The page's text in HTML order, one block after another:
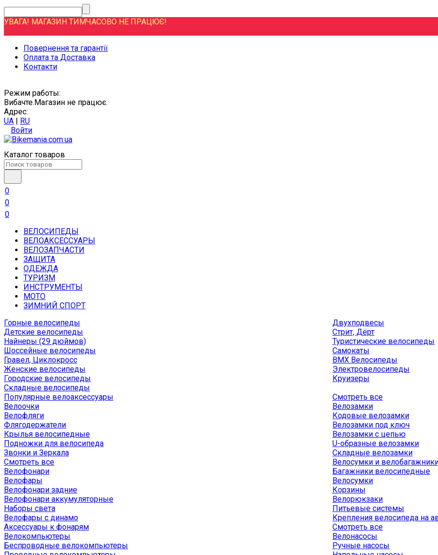
УВАГА! МАГАЗИН ТИМЧАСОВО НЕ ПРАЦЮЄ!
Повернення та гарантії
Оплата та Доставка
Контакти
Режим работы:
Вибачте.Магазин не працює.
Адрес:
UA | RU
Войти
Каталог товаров
0
0
0
ВЕЛОСИПЕДЫ
ВЕЛОАКСЕССУАРЫ
ВЕЛОЗАПЧАСТИ
ЗАЩИТА
ОДЕЖДА
ТУРИЗМ
ИНСТРУМЕНТЫ
МОТО
ЗИМНИЙ СПОРТ
Горные велосипеды
Детские велосипеды
Найнеры (29 дюймов)
Шоссейные велосипеды
Гравел, Циклокросс
Женские велосипеды
Городcкие велосипеды
Складные велосипеды
Двухподвесы
Стрит, Дёрт
Туристические велосипеды
Самокаты
BMX Велосипеды
Электровелосипеды
Круизеры
Популярные велоаксессуары
Велоочки
Велофляги
Флягодержатели
Крылья велосипедные
Подножки для велосипеда
Звонки и Зеркала
Смотреть все
Велофонари
Велофары
Велофонари задние
Велофонари аккумуляторные
Наборы света
Велофары с динамо
Аксессуары к фонарям
Велокомпьютеры
Беспроводные велокомпьютеры
Смотреть все
Велозамки
Кодовые велозамки
Велозамки под ключ
Велозамки с цепью
U-образные велозамки
Складные велозамки
Велосумки и
Багажники велосипедные
Велосумки
Корзины
Велорюкзаки
Питьевые системы
Крепления велосипеда на
Смотреть все
Велонасосы
Ручные насосы